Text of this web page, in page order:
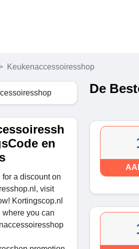
Keukenaccessoiresshop
en
for a discount on
visit
Kortingscop.nl
where you can
De